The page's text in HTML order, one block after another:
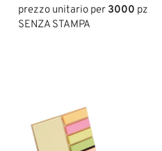
prezzo unitario per3000 pz
SENZA STAMPA